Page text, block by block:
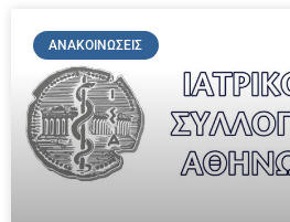
ΑΝΑΚΟΙΝΏΣΕΙΣ